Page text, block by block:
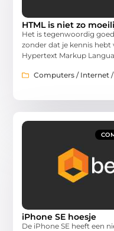
HTML is niet zo
Het is tegenwoordig
zonder dat je kennis hebt
Hypertext Markup
Computers / Internet
iPhone SE hoesje
De iPhone SE heeft een